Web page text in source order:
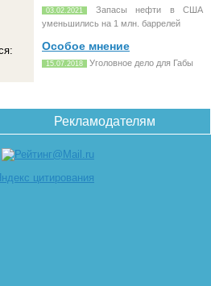
03.02.2021
Запасы нефти в США
уменьшились на 1 млн. баррелей
Особое мнение
15.07.2018 Уголовное дело для Габы
Рекламодателям